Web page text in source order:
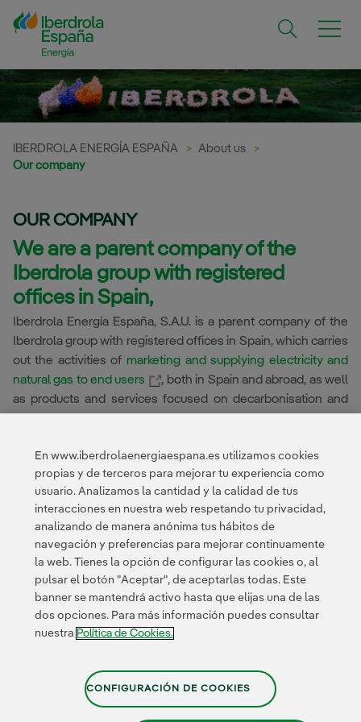
Menú
IBERDROLA ENERGÍA ESPAÑA
About us
Our company
OUR COMPANY
We are a parent company of the
Iberdrola group with registered
offices in Spain,
Iberdrola Energía España, S.A.U. is a parent company of the
Iberdrola group with registered offices in Spain, which carries
out the activities of marketing and supplying electricity and
natural gas to end users
External link, opens in new window.
, both in Spain and abroad, as well
as products and services focused on decarbonisation and
The above-mentioned activities are carried out by Iberdrola
Energía España, S.A.U. both in Spain and abroad and are
carried out either directly, in whole or in part, or through the
ownership of shares, equity interests, quotas or equivalent
Legal information Privacy Policy
Cookie policy
Configuración de cookies
Iberdrola Group
Whistle-blower channel
En www.iberdrolaenergiaespana.es utilizamos cookies
propias y de terceros para mejorar tu experiencia como
usuario. Analizamos la cantidad y la calidad de tus
interacciones en nuestra web respetando tu privacidad,
analizando de manera anónima tus hábitos de
navegación y preferencias para mejorar continuamente
la web. Tienes la opción de configurar las cookies o, al
pulsar el botón "Aceptar", de aceptarlas todas. Este
banner se mantendrá activo hasta que elijas una de las
dos opciones. Para más información puedes consultar
nuestra Política de Cookies.
CONFIGURACIÓN DE COOKIES